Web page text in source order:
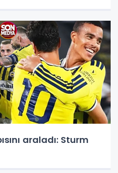
araladı: Sturm